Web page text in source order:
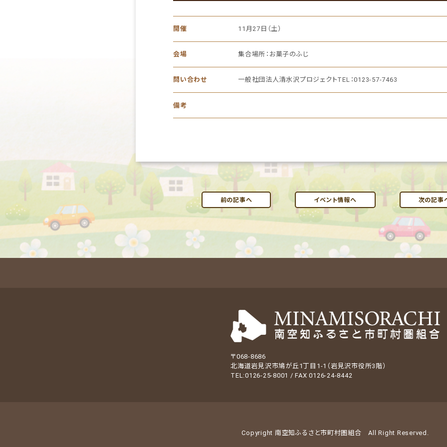
開催 11月27日（土）
会場 集合場所：お菓子のふじ
問い合わせ 一般社団法人清水沢プロジェクトTEL：0123-57-7463
備考
前の記事へ イベント情報へ 次の記事
〒068-8686
北海道岩見沢市鳩が丘1丁目1-1（岩見沢市役所3階）
TEL:0126-25-8001 / FAX 0126-24-8442
Copyright 南空知ふるさと市町村圏組合All Right Reserved.